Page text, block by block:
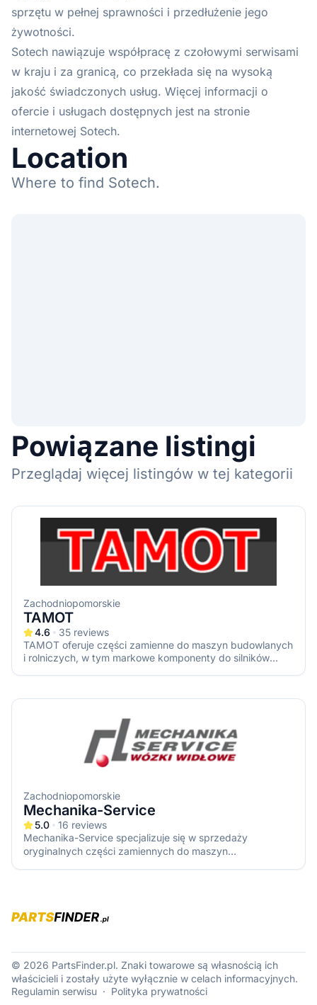
sprzętu w pełnej sprawności i przedłużenie jego
żywotności.
Sotech nawiązuje współpracę z czołowymi serwisami
w kraju i za granicą, co przekłada się na wysoką
jakość świadczonych usług. Więcej informacji o
ofercie i usługach dostępnych jest na stronie
internetowej Sotech.
Location
Where to find Sotech.
Powiązane listingi
Przeglądaj więcej listingów w tej kategorii
Zachodniopomorskie
TAMOT
4.6 35 reviews
TAMOT oferuje części zamienne do maszyn budowlanych
i rolniczych, w tym markowe komponenty do silników
zapewniając wysoką jakość produktów.
Zachodniopomorskie
Mechanika-Service
5.0 16 reviews
Mechanika-Service specjalizuje się w sprzedaży
oryginalnych części zamiennych do maszyn
specjaliści zapewniają fachowe doradztwo, pomagając w
© 2026 PartsFinder.pl. Znaki towarowe są własnością ich
właścicieli i zostały użyte wyłącznie w celach informacyjnych.
Regulamin serwisu · Polityka prywatności